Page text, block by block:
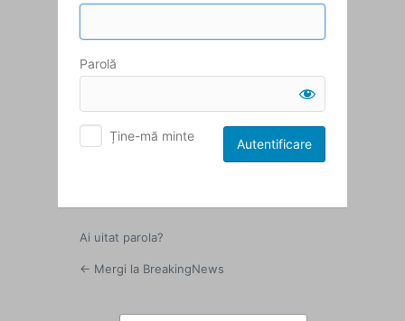
Parolă
Ține-mă minte
Ai uitat parola?
← Mergi la BreakingNews